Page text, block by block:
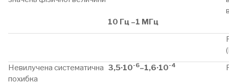
10 Гц –1 МГц
Невилучена систематична
похибка
3,5·10-6–1,6·10-4